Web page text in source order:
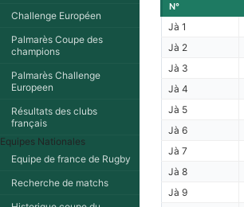
Challenge Européen
Palmarès Coupe des
champions
Palmarès Challenge
Europeen
Résultats des clubs
français
Equipes Nationales
Equipe de france de Rugby
Recherche de matchs
N°
Jà 1
Jà 2
Jà 3
Jà 4
Jà 5
Jà 6
Jà 7
Jà 8
Jà 9